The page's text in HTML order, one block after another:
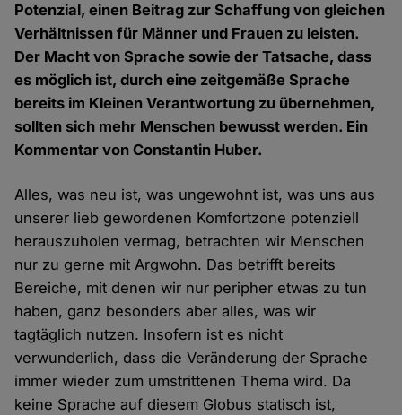
Potenzial, einen Beitrag zur Schaffung von gleichen
Verhältnissen für Männer und Frauen zu leisten.
Der Macht von Sprache sowie der Tatsache, dass
es möglich ist, durch eine zeitgemäße Sprache
bereits im Kleinen Verantwortung zu übernehmen,
sollten sich mehr Menschen bewusst werden. Ein
Kommentar von Constantin Huber.
Alles, was neu ist, was ungewohnt ist, was uns aus
unserer lieb gewordenen Komfortzone potenziell
herauszuholen vermag, betrachten wir Menschen
nur zu gerne mit Argwohn. Das betrifft bereits
Bereiche, mit denen wir nur peripher etwas zu tun
haben, ganz besonders aber alles, was wir
tagtäglich nutzen. Insofern ist es nicht
verwunderlich, dass die Veränderung der Sprache
immer wieder zum umstrittenen Thema wird. Da
keine Sprache auf diesem Globus statisch ist,